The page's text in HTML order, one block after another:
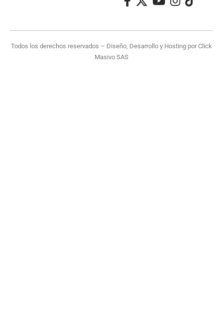
Todos los derechos reservados – Diseño, Desarrollo y Hosting porClick
Masivo SAS